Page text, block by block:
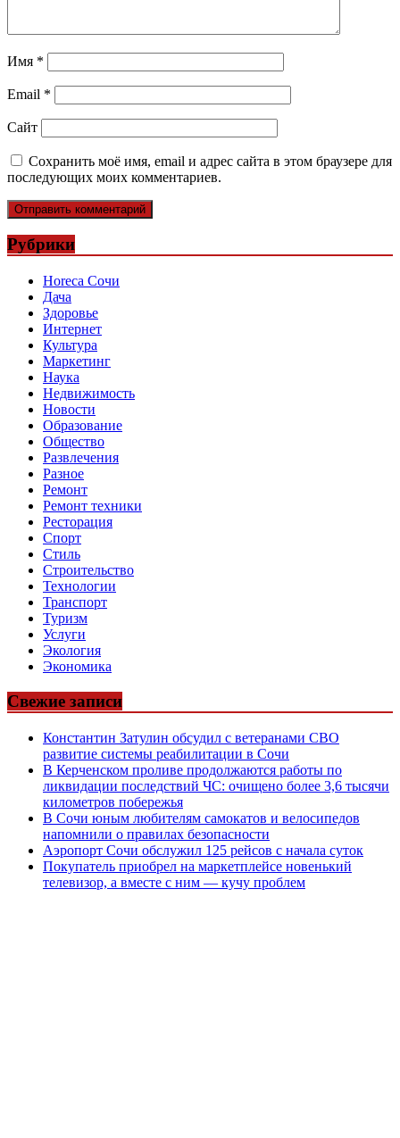
Имя *
Email *
Сайт
Сохранить моё имя, email и адрес сайта в этом браузере для
последующих моих комментариев.
Рубрики
Horeca Сочи
Дача
Здоровье
Интернет
Культура
Маркетинг
Наука
Недвижимость
Новости
Образование
Общество
Развлечения
Разное
Ремонт
Ремонт техники
Ресторация
Спорт
Стиль
Строительство
Технологии
Транспорт
Туризм
Услуги
Экология
Экономика
Свежие записи
Константин Затулин обсудил с ветеранами СВО
развитие системы реабилитации в Сочи
В Керченском проливе продолжаются работы по
ликвидации последствий ЧС: очищено более 3,6 тысячи
километров побережья
В Сочи юным любителям самокатов и велосипедов
напомнили о правилах безопасности
Аэропорт Сочи обслужил 125 рейсов с начала суток
Покупатель приобрел на маркетплейсе новенький
телевизор, а вместе с ним — кучу проблем